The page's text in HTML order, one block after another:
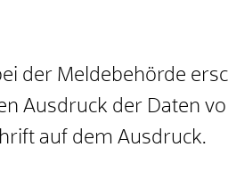
der Meldebehörde
Ausdruck der Daten
auf dem Ausdruck.